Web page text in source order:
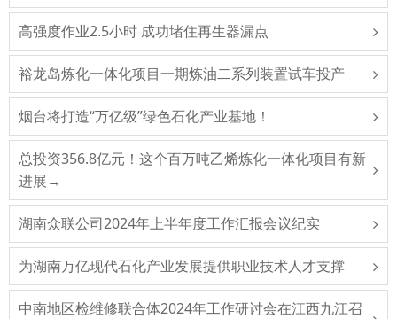
高强度作业2.5小时 成功堵住再生器漏点
裕龙岛炼化一体化项目一期炼油二系列装置试车投产
烟台将打造“万亿级”绿色石化产业基地！
总投资356.8亿元！这个百万吨乙烯炼化一体化项目有新
进展→
湖南众联公司2024年上半年度工作汇报会议纪实
为湖南万亿现代石化产业发展提供职业技术人才支撑
中南地区检维修联合体2024年工作研讨会在江西九江召